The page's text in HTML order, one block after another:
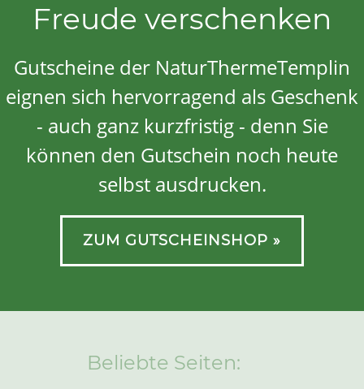
Freude verschenken
Gutscheine der NaturThermeTemplin
eignen sich hervorragend als Geschenk
- auch ganz kurzfristig - denn Sie
können den Gutschein noch heute
selbst ausdrucken.
ZUM GUTSCHEINSHOP »
Beliebte Seiten: